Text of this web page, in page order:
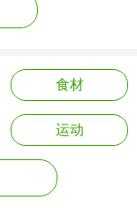
食材
运动